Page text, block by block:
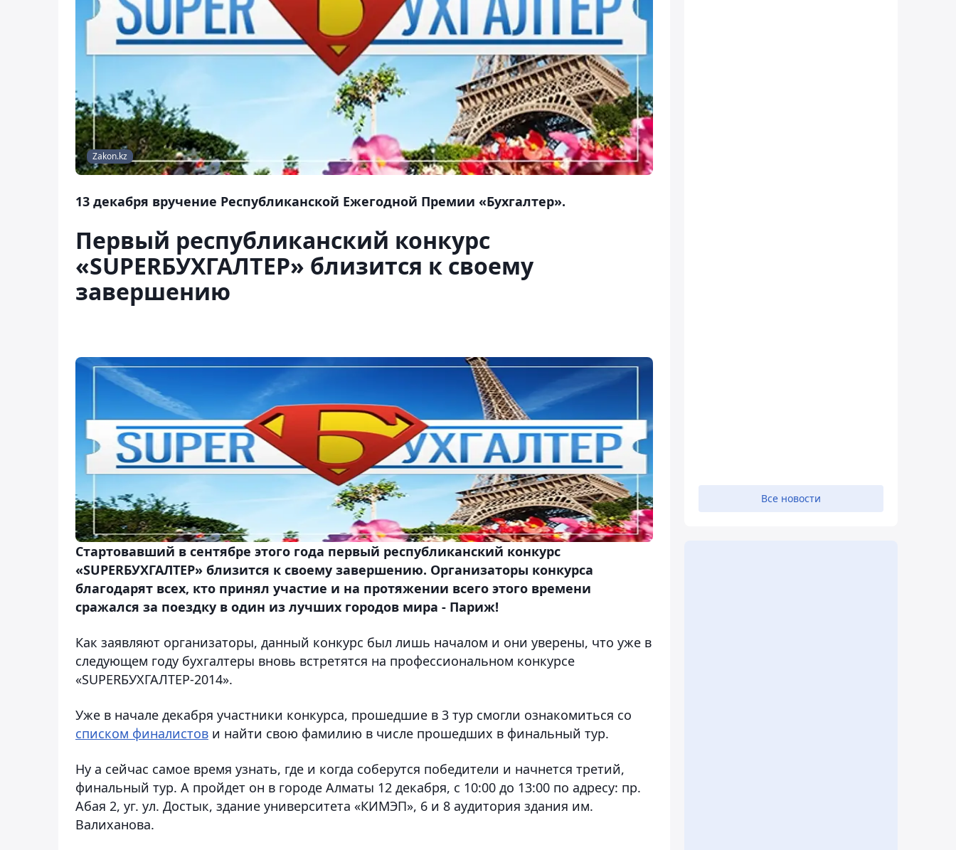
Zakon.kz
13 декабря вручение Республиканской Ежегодной Премии «Бухгалтер».
Первый республиканский конкурс
«SUPERБУХГАЛТЕР» близится к своему
завершению
Стартовавший в сентябре этого года первый республиканский конкурс
«SUPERБУХГАЛТЕР» близится к своему завершению. Организаторы конкурса
благодарят всех, кто принял участие и на протяжении всего этого времени
сражался за поездку в один из лучших городов мира - Париж!
Как заявляют организаторы, данный конкурс был лишь началом и они уверены, что уже в
следующем году бухгалтеры вновь встретятся на профессиональном конкурсе
«SUPERБУХГАЛТЕР-2014».
Уже в начале декабря участники конкурса, прошедшие в 3 тур смогли ознакомиться со
списком финалистов и найти свою фамилию в числе прошедших в финальный тур.
Ну а сейчас самое время узнать, где и когда соберутся победители и начнется третий,
финальный тур. А пройдет он в городе Алматы 12 декабря, с 10:00 до 13:00 по адресу: пр.
Абая 2, уг. ул. Достык, здание университета «КИМЭП», 6 и 8 аудитория здания им.
Валиханова.
Все новости